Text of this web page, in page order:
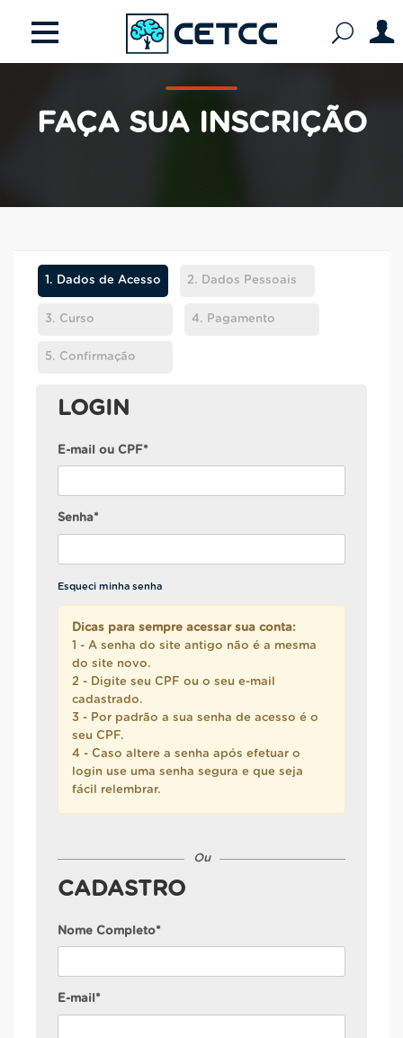
FAÇA SUA INSCRIÇÃO
1. Dados de Acesso 2. Dados Pessoais
3. Curso 4. Pagamento
5. Confirmação
LOGIN
E-mail ou CPF*
Senha*
Esqueci minha senha
Dicas para sempre acessar sua conta:
1 - A senha do site antigo não é a mesma
do site novo.
2 - Digite seu CPF ou o seu e-mail
cadastrado.
3 - Por padrão a sua senha de acesso é o
seu CPF.
4 - Caso altere a senha após efetuar o
login use uma senha segura e que seja
fácil relembrar.
Ou
CADASTRO
Nome Completo*
E-mail*